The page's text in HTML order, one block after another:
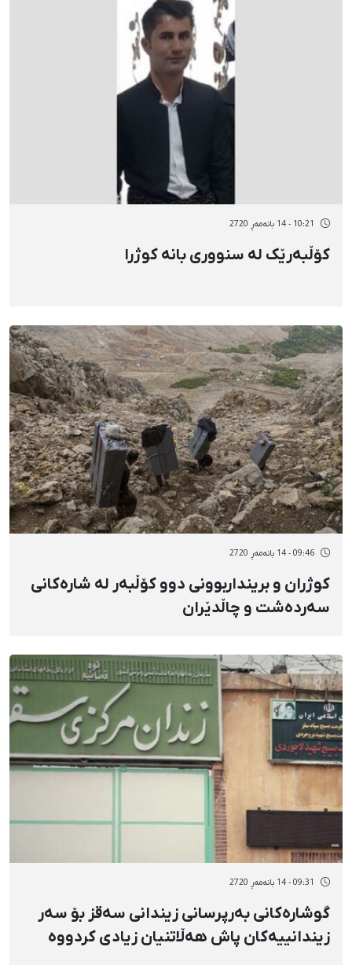
10:21 - 14 بانەمەڕ 2720
کۆڵبەرێک لە سنووری بانە کوژرا
09:46 - 14 بانەمەڕ 2720
کوژران و برینداربوونی دوو کۆڵبەر لە شارەکانی
سەردەشت و چاڵدێران
09:31 - 14 بانەمەڕ 2720
گوشارەکانی بەرپرسانی زیندانی سەقز بۆ سەر
زیندانییەکان پاش هەڵاتنیان زیادی کردووە